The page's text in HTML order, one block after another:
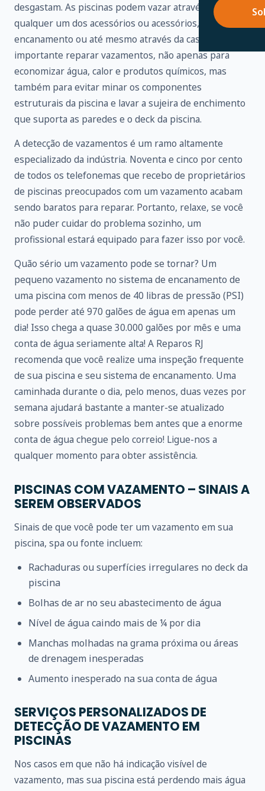
desgastam. As piscinas podem vazar através de
qualquer um dos acessórios ou acessórios,
encanamento ou até mesmo através da casca. É
importante reparar vazamentos, não apenas para
economizar água, calor e produtos químicos, mas
também para evitar minar os componentes
estruturais da piscina e lavar a sujeira de enchimento
que suporta as paredes e o deck da piscina.
A detecção de vazamentos é um ramo altamente
especializado da indústria. Noventa e cinco por cento
de todos os telefonemas que recebo de proprietários
de piscinas preocupados com um vazamento acabam
sendo baratos para reparar. Portanto, relaxe, se você
não puder cuidar do problema sozinho, um
profissional estará equipado para fazer isso por você.
Quão sério um vazamento pode se tornar? Um
pequeno vazamento no sistema de encanamento de
uma piscina com menos de 40 libras de pressão (PSI)
pode perder até 970 galões de água em apenas um
dia! Isso chega a quase 30.000 galões por mês e uma
conta de água seriamente alta! A Reparos RJ
recomenda que você realize uma inspeção frequente
de sua piscina e seu sistema de encanamento. Uma
caminhada durante o dia, pelo menos, duas vezes por
semana ajudará bastante a manter-se atualizado
sobre possíveis problemas bem antes que a enorme
conta de água chegue pelo correio! Ligue-nos a
qualquer momento para obter assistência.
PISCINAS COM VAZAMENTO – SINAIS A
SEREM OBSERVADOS
Sinais de que você pode ter um vazamento em sua
piscina, spa ou fonte incluem:
Rachaduras ou superfícies irregulares no deck da
piscina
Bolhas de ar no seu abastecimento de água
Nível de água caindo mais de ¼ por dia
Manchas molhadas na grama próxima ou áreas
de drenagem inesperadas
Aumento inesperado na sua conta de água
SERVIÇOS PERSONALIZADOS DE
DETECÇÃO DE VAZAMENTO EM
PISCINAS
Nos casos em que não há indicação visível de
vazamento, mas sua piscina está perdendo mais água